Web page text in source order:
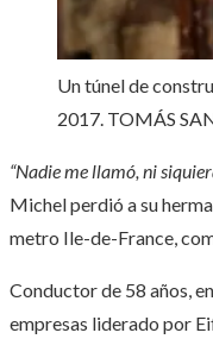
Un túnel de
2017. TOMÁS
“Nadie me llamó, ni
Michel perdió a su
metro Ile-de-France,
Conductor de 58 años,
empresas liderado por